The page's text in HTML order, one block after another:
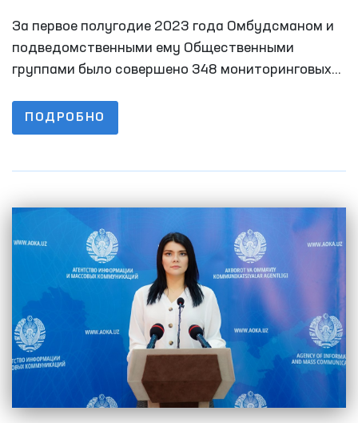
Уполномоченного ОлийМажлиса по
правам человека (Омбудсмана) по
выявлению и предупреждению случаев
За первое полугодие 2023 года Омбудсманом и
подведомственными ему Общественными
группами было совершено 348 мониторинговых
свободой передвижения. В первом полугодии
2022 года этот показатель составил 156 раз.
ПОДРОБНО